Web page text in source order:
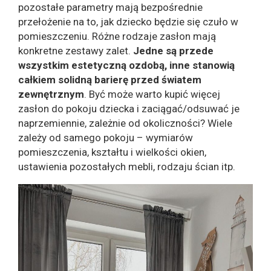
pozostałe parametry mają bezpośrednie
przełożenie na to, jak dziecko będzie się czuło w
pomieszczeniu. Różne rodzaje zasłon mają
konkretne zestawy zalet. Jedne są przede
wszystkim estetyczną ozdobą, inne stanowią
całkiem solidną barierę przed światem
zewnętrznym. Być może warto kupić więcej
zasłon do pokoju dziecka i zaciągać/odsuwać je
naprzemiennie, zależnie od okoliczności? Wiele
zależy od samego pokoju – wymiarów
pomieszczenia, kształtu i wielkości okien,
ustawienia pozostałych mebli, rodzaju ścian itp.